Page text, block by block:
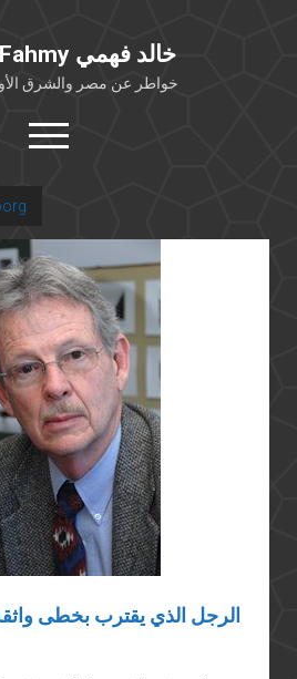
Khaled Fahmy خالد فهمي
خواطر عن مصر والشرق
open
menu
خلفية شخصية
كتابات أكاديمية
مقالات صحافية
بوستات من
مقابلات في
Languages
الرجل الذي يقترب بخطى